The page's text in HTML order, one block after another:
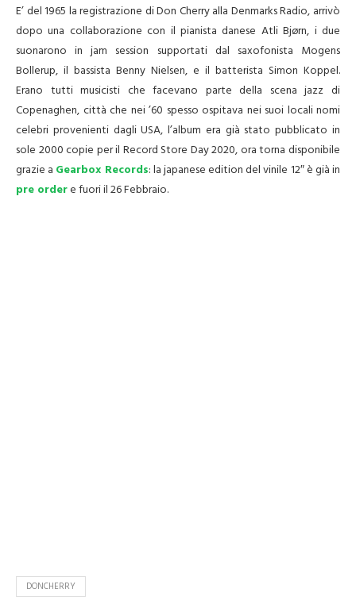
E’ del 1965 la registrazione di Don Cherry alla Denmarks Radio, arrivò
dopo una collaborazione con il pianista danese Atli Bjørn, i due
suonarono in jam session supportati dal saxofonista Mogens
Bollerup, il bassista Benny Nielsen, e il batterista Simon Koppel.
Erano tutti musicisti che facevano parte della scena jazz di
Copenaghen, città che nei ’60 spesso ospitava nei suoi locali nomi
celebri provenienti dagli USA, l’album era già stato pubblicato in
sole 2000 copie per il Record Store Day 2020, ora torna disponibile
grazie a Gearbox Records: la japanese edition del vinile 12″ è già in
pre ordere fuori il 26 Febbraio.
DONCHERRY